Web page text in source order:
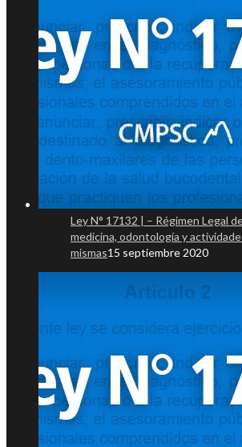
Ley N° 17132 | – Régimen Legal
medicina, odontología y
mismas15 septiembre 2020